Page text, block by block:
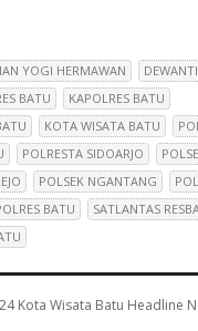
YOGI HERMAWAN
BATU
KAPOLRES BATU
KOTA WISATA BATU
POLRESTA SIDOARJO
POLSEK NGANTANG
BATU
SATLANTAS
Kota Wisata Batu Headline